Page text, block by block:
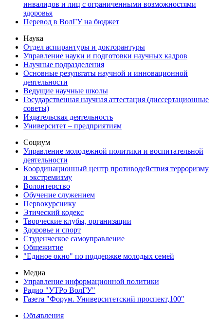
инвалидов и лиц с ограниченными возможностями
здоровья
Перевод в ВолГУ на бюджет
Наука
Отдел аспирантуры и докторантуры
Управление науки и подготовки научных кадров
Научные подразделения
Основные результаты научной и инновационной
деятельности
Ведущие научные школы
Государственная научная аттестация (диссертационные
советы)
Издательская деятельность
Университет – предприятиям
Социум
Управление молодежной политики и воспитательной
деятельности
Координационный центр противодействия терроризму
и экстремизму
Волонтерство
Обучение служением
Первокурснику
Этический кодекс
Творческие клубы, организации
Здоровье и спорт
Студенческое самоуправление
Общежитие
"Единое окно" по поддержке молодых семей
Медиа
Управление информационной политики
Радио "УТРо ВолГУ"
Газета "Форум. Университетский проспект,100"
Объявления